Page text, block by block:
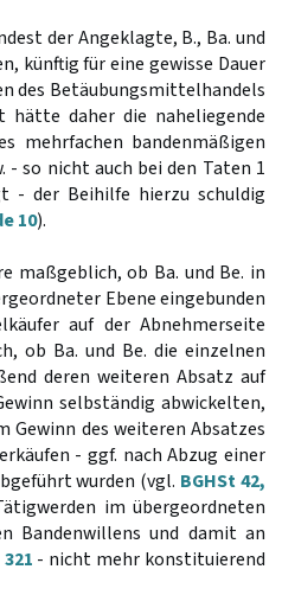
der Angeklagte, B., Ba. und
künftig für eine gewisse Dauer
des Betäubungsmittelhandels
hätte daher die naheliegende
mehrfachen bandenmäßigen
so nicht auch bei den Taten 1
- der Beihilfe hierzu schuldig
10).
maßgeblich, ob Ba. und Be. in
Ebene eingebunden
auf der Abnehmerseite
ob Ba. und Be. die einzelnen
deren weiteren Absatz auf
selbständig abwickelten,
Gewinn des weiteren Absatzes
- ggf. nach Abzug einer
wurden (vgl. BGHSt 42,
im übergeordneten
Bandenwillens und damit an
- nicht mehr konstituierend